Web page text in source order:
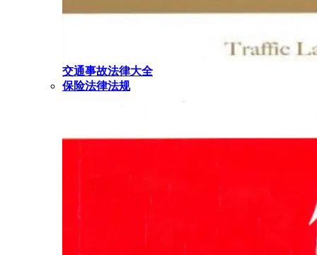
交通事故法律大全
保险法律法规